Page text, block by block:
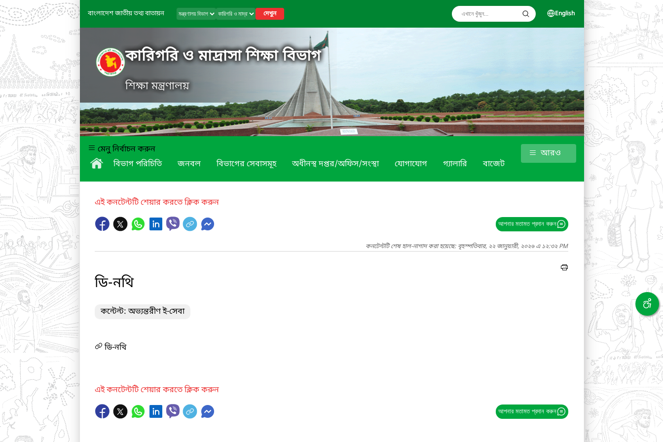
বাংলাদেশ জাতীয় তথ্য বাতায়ন দেখুন English
কারিগরি ও মাদ্রাসা শিক্ষা বিভাগ
শিক্ষা মন্ত্রণালয়
মেনু নির্বাচন করুন
বিভাগ পরিচিতি
জনবল বিভাগের সেবাসমূহ অধীনস্থ দপ্তর/অফিস/সংস্থা যোগাযোগ গ্যালারি বাজেট
আরও
এই কনটেন্টটি শেয়ার করতে ক্লিক করুন
আপনার মতামত প্রদান করুন
কনটেন্টটি শেষ হাল-নাগাদ করা হয়েছে: বৃহস্পতিবার, ২২ জানুয়ারী, ২০২৬ এ ১২:৩২ PM
ডি-নথি
কন্টেন্ট: অভ্যন্তরীণ ই-সেবা
ডি-নথি
এই কনটেন্টটি শেয়ার করতে ক্লিক করুন
আপনার মতামত প্রদান করুন